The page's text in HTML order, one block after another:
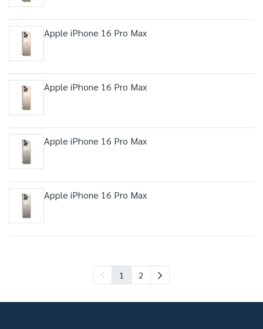
Apple iPhone 16 Pro Max
Apple iPhone 16 Pro Max
Apple iPhone 16 Pro Max
Apple iPhone 16 Pro Max
1 2